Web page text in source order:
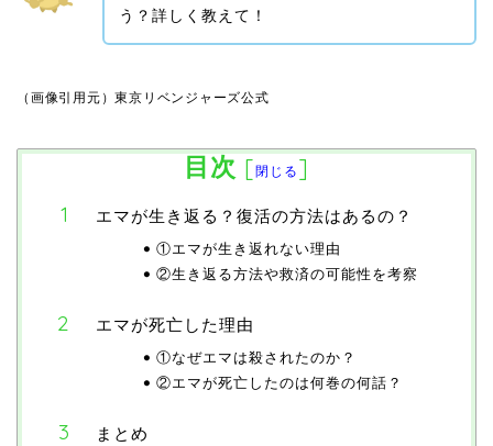
う？詳しく教えて！
（画像引用元）東京リベンジャーズ公式
目次 [閉じる ]
エマが生き返る？復活の方法はあるの？
①エマが生き返れない理由
②生き返る方法や救済の可能性を考察
エマが死亡した理由
①なぜエマは殺されたのか？
②エマが死亡したのは何巻の何話？
まとめ